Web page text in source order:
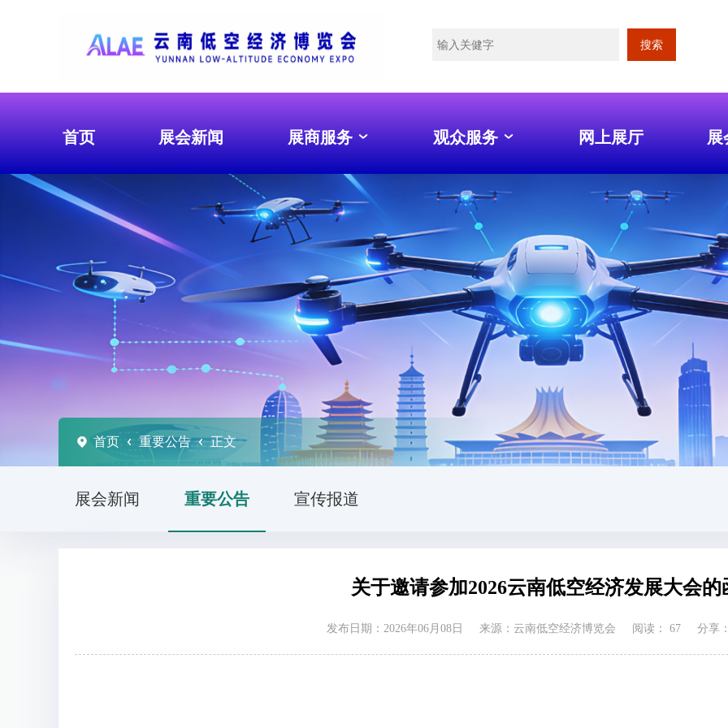
搜索
首页 展会新闻 展商服务 观众服务 网上展厅 展
展会新闻 重要公告 宣传报道
首页 重要公告 正文
关于邀请参加2026云南低空经济发展大会的
发布日期：2026年06月08日 来源：云南低空经济博览会 阅读： 67 分享